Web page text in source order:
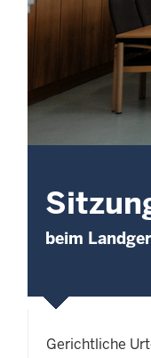
beim
Gerichtliche